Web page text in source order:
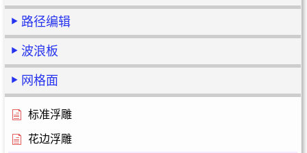
路径编辑
波浪板
网格面
标准浮雕
花边浮雕